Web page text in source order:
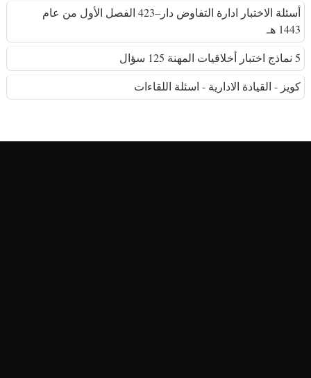
أسئلة الاختبار ادارة التفاوض دار–423 الفصل الأول من عام
1443 هـ
5 نماذج اختبار أخلاقيات المهنة 125 سؤال
كويز - القيادة الادارية - اسئلة اللقاءات